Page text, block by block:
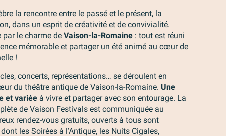
la rencontre entre le passé et le présent, la
dans un esprit de créativité et de convivialité.
par le charme de Vaison-la-Romaine : tout est réuni
mémorable et partager un été animé au cœur de
!
concerts, représentations… se déroulent en
du théâtre antique de Vaison-la-Romaine. Une
et variée à vivre et partager avec son entourage. La
de Vaison Festivals est communiquée au
rendez-vous gratuits, ouverts à tous sont
les Soirées à l’Antique, les Nuits Cigales,